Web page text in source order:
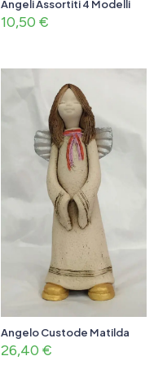
Angeli Assortiti 4 Modelli
10,50 €
Angelo Custode Matilda
26,40 €